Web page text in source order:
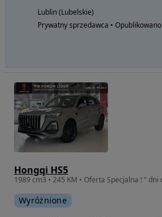
Lublin (Lubelskie)
Prywatny sprzedawca • Opublikowano
Hongqi HS5
Wyróżnione